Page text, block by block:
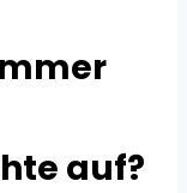
auf?